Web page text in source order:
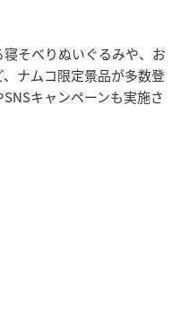
そべりぬいぐるみや、お
ナムコ限定景品が多数登
キャンペーンも実施さ